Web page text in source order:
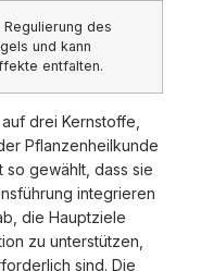
des
und kann
entfalten.
drei Kernstoffe,
Pflanzenheilkunde
so gewählt, dass sie
integrieren
die Hauptziele
zu unterstützen,
sind. Die